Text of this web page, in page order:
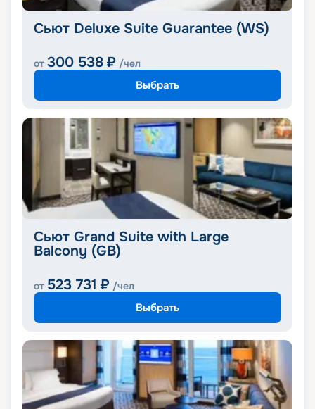
Сьют Deluxe Suite Guarantee (WS)
от 300 538 ₽ /чел
Выбрать
Сьют Grand Suite with Large
Balcony (GB)
от 523 731 ₽ /чел
Выбрать